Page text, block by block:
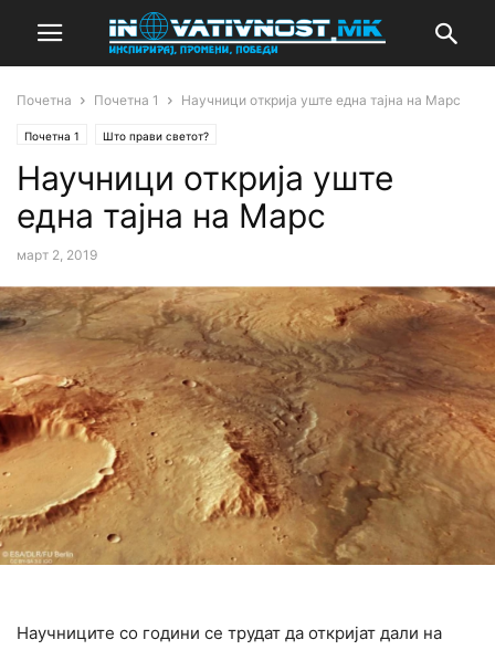
Почетна Почетна 1 Научници открија уште една тајна на Марс
Почетна 1 Што прави светот?
Научници открија уште
една тајна на Марс
март 2, 2019
Научниците со години се трудат да откријат дали на